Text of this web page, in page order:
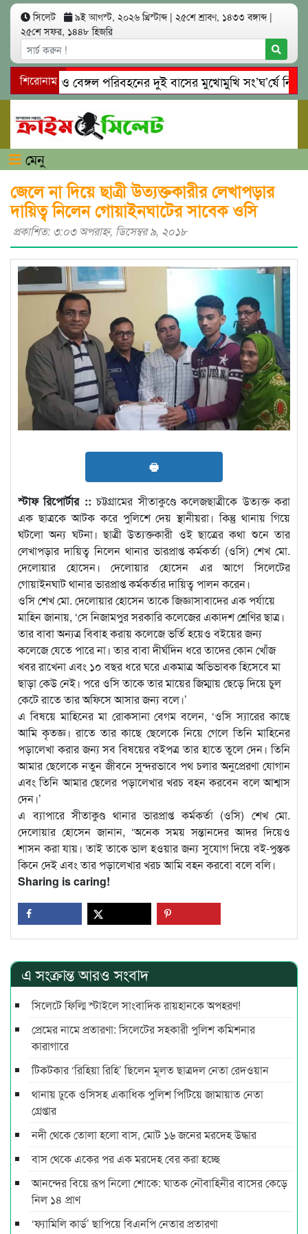
সিলেট ৯ই আগস্ট, ২০২৬ খ্রিস্টাব্দ | ২৫শে শ্রাবণ, ১৪৩৩ বঙ্গাব্দ |
২৫শে সফর, ১৪৪৮ হিজরি
শিরোনাম
ইউনিক ও বেঙ্গল পরিবহনের দুই বাসের মুখোমুখি সং’ঘ’র্ষে নিহত ৯
প্রেমের ফাঁদে তরুণী পাচার: মাদকাসক্ত রিমালকে গ্রেপ্তারের
মেনু
জেলে না দিয়ে ছাত্রী উত্যক্তকারীর লেখাপড়ার
দায়িত্ব নিলেন গোয়াইনঘাটের সাবেক ওসি
প্রকাশিত: ৩:০৩ অপরাহ্ণ, ডিসেম্বর ৯, ২০১৮
🖶
স্টাফ রিপোর্টার :: চট্টগ্রামের সীতাকুণ্ডে কলেজছাত্রীকে উত্যক্ত করা
এক ছাত্রকে আটক করে পুলিশে দেয় স্থানীয়রা। কিন্তু থানায় গিয়ে
ঘটলো অন্য ঘটনা। ছাত্রী উত্যক্তকারী ওই ছাত্রের কথা শুনে তার
লেখাপড়ার দায়িত্ব নিলেন থানার ভারপ্রাপ্ত কর্মকর্তা (ওসি) শেখ মো.
দেলোয়ার হোসেন। দেলোয়ার হোসেন এর আগে সিলেটের
গোয়াইনঘাট থানার ভারপ্রাপ্ত কর্মকর্তার দায়িত্ব পালন করেন।
ওসি শেখ মো. দেলোয়ার হোসেন তাকে জিজ্ঞাসাবাদের এক পর্যায়ে
মাহিন জানায়, ‘সে নিজামপুর সরকারি কলেজের একাদশ শ্রেণির ছাত্র।
তার বাবা অন্যত্র বিবাহ করায় কলেজে ভর্তি হয়েও বইয়ের জন্য
কলেজে যেতে পারে না। তার বাবা দীর্ঘদিন ধরে তাদের কোন খোঁজ
খবর রাখেনা এবং ১০ বছর ধরে ঘরে একমাত্র অভিভাবক হিসেবে মা
ছাড়া কেউ নেই। পরে ওসি তাকে তার মায়ের জিম্মায় ছেড়ে দিয়ে চুল
কেটে রাতে তার অফিসে আসার জন্য বলে।’
এ বিষয়ে মাহিনের মা রোকসানা বেগম বলেন, ‘ওসি স্যারের কাছে
আমি কৃতজ্ঞ। রাতে তার কাছে ছেলেকে নিয়ে গেলে তিনি মাহিনের
পড়ালেখা করার জন্য সব বিষয়ের বইপত্র তার হাতে তুলে দেন। তিনি
আমার ছেলেকে নতুন জীবনে সুন্দরভাবে পথ চলার অনুপ্রেরণা যোগান
এবং তিনি আমার ছেলের পড়ালেখার খরচ বহন করবেন বলে আশ্বাস
দেন।’
এ ব্যাপারে সীতাকুণ্ড থানার ভারপ্রাপ্ত কর্মকর্তা (ওসি) শেখ মো.
দেলোয়ার হোসেন জানান, ‘অনেক সময় সন্তানদের আদর দিয়েও
শাসন করা যায়। তাই তাকে ভাল হওয়ার জন্য সুযোগ দিয়ে বই-পুস্তক
কিনে দেই এবং তার পড়ালেখার খরচ আমি বহন করবো বলে বলি।
Sharing is caring!
এ সংক্রান্ত আরও সংবাদ
সিলেটে ফিল্মি স্টাইলে সাংবাদিক রায়হানকে অপহরণ!
প্রেমের নামে প্রতারণা: সিলেটের সহকারী পুলিশ কমিশনার
কারাগারে
টিকটকার ‘রিহিয়া রিহি’ ছিলেন মূলত ছাত্রদল নেতা রেদওয়ান
থানায় ঢুকে ওসিসহ একাধিক পুলিশ পিটিয়ে জামায়াত নেতা
গ্রেপ্তার
নদী থেকে তোলা হলো বাস, মোট ১৬ জনের মরদেহ উদ্ধার
বাস থেকে একের পর এক মরদেহ বের করা হচ্ছে
আনন্দের বিয়ে রূপ নিলো শোকে: ঘাতক নৌবাহিনীর বাসের কেড়ে
নিল ১৪ প্রাণ
‘ফ্যামিলি কার্ড’ ছাপিয়ে বিএনপি নেতার প্রতারণা